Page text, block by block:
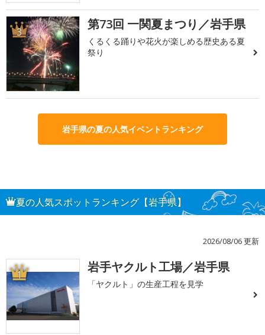
3 第73回 一関夏まつり／岩手県
くるくる踊りや花火が楽しめる歴史ある夏
祭り
岩手県の夏の人気イベントランキング
夏の人気スポットランキング【岩手県】
2026/08/06 更新
1 岩手ヤクルト工場／岩手県
「ヤクルト」の生産工程を見学